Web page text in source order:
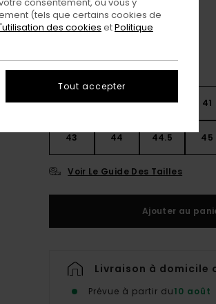
39 40 40.5 41
43 44 44.5 45
Voir Le Guide Des Tailles
Ajouter au
Livraison à domicile
Prévue à partir du10 août
(tels que certains cookies de
des cookies etPolitique
Tout accepter